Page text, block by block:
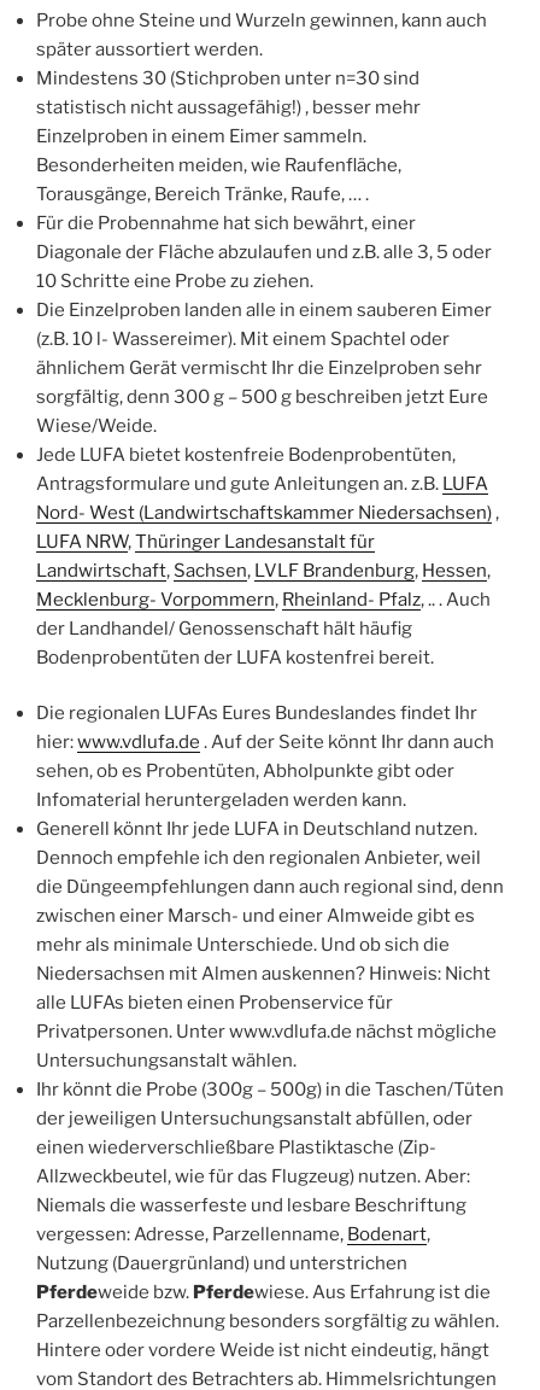
Probe ohne Steine und Wurzeln gewinnen, kann auch
später aussortiert werden.
Mindestens 30 (Stichproben unter n=30 sind
statistisch nicht aussagefähig!) , besser mehr
Einzelproben in einem Eimer sammeln.
Besonderheiten meiden, wie Raufenfläche,
Torausgänge, Bereich Tränke, Raufe, … .
Für die Probennahme hat sich bewährt, einer
Diagonale der Fläche abzulaufen und z.B. alle 3, 5 oder
10 Schritte eine Probe zu ziehen.
Die Einzelproben landen alle in einem sauberen Eimer
(z.B. 10 l- Wassereimer). Mit einem Spachtel oder
ähnlichem Gerät vermischt Ihr die Einzelproben sehr
sorgfältig, denn 300 g – 500 g beschreiben jetzt Eure
Wiese/Weide.
Jede LUFA bietet kostenfreie Bodenprobentüten,
Antragsformulare und gute Anleitungen an. z.B. LUFA
Nord- West (Landwirtschaftskammer Niedersachsen),
LUFA NRW,Thüringer Landesanstalt für
Landwirtschaft, Sachsen, LVLF Brandenburg, Hessen,
Mecklenburg- Vorpommern, Rheinland- Pfalz, .. . Auch
der Landhandel/ Genossenschaft hält häufig
Bodenprobentüten der LUFA kostenfrei bereit.
Die regionalen LUFAs Eures Bundeslandes findet Ihr
hier:www.vdlufa.de . Auf der Seite könnt Ihr dann auch
sehen, ob es Probentüten, Abholpunkte gibt oder
Infomaterial heruntergeladen werden kann.
Generell könnt Ihr jede LUFA in Deutschland nutzen.
Dennoch empfehle ich den regionalen Anbieter, weil
die Düngeempfehlungen dann auch regional sind, denn
zwischen einer Marsch- und einer Almweide gibt es
mehr als minimale Unterschiede. Und ob sich die
Niedersachsen mit Almen auskennen? Hinweis: Nicht
alle LUFAs bieten einen Probenservice für
Privatpersonen. Unter www.vdlufa.de nächst mögliche
Untersuchungsanstalt wählen.
Ihr könnt die Probe (300g – 500g) in die Taschen/Tüten
der jeweiligen Untersuchungsanstalt abfüllen, oder
einen wiederverschließbare Plastiktasche (Zip-
Allzweckbeutel, wie für das Flugzeug) nutzen. Aber:
Niemals die wasserfeste und lesbare Beschriftung
vergessen: Adresse, Parzellenname, Bodenart,
Nutzung (Dauergrünland) und unterstrichen
Pferdeweide bzw. Pferdewiese. Aus Erfahrung ist die
Parzellenbezeichnung besonders sorgfältig zu wählen.
Hintere oder vordere Weide ist nicht eindeutig, hängt
vom Standort des Betrachters ab. Himmelsrichtungen